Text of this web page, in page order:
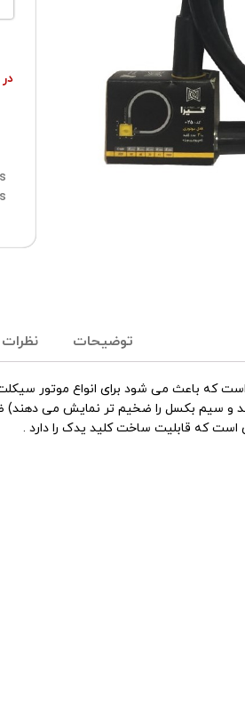
توضیحات نظرات
این قفل بطول 150 سانتی متر و قطر آن 1.2 سانتی متر
و سیم بکسل را ضخیم تر نمایش می دهند)